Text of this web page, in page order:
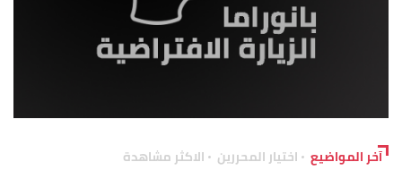
آخر المواضيع اختيار المحررين الاكثر مشاهدة